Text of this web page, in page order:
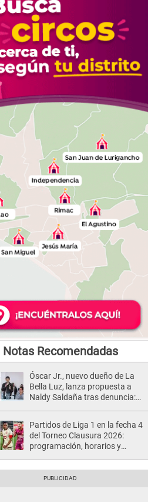
Notas Recomendadas
Óscar Jr., nuevo dueño de La
Bella Luz, lanza propuesta a
Naldy Saldaña tras denuncia:
Partidos de Liga 1 en la fecha 4
del Torneo Clausura 2026:
programación, horarios y